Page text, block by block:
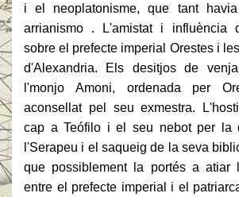
i el neoplatonisme, que tant
arrianismo . L'amistat i influència
sobre el prefecte imperial Orestes i
d'Alexandria. Els desitjos de
l'monjo Amoni, ordenada per
aconsellat pel seu exmestra.
cap a Teófilo i el seu nebot per la
l'Serapeu i el saqueig de la seva
que possiblement la portés a atiar
entre el prefecte imperial i el